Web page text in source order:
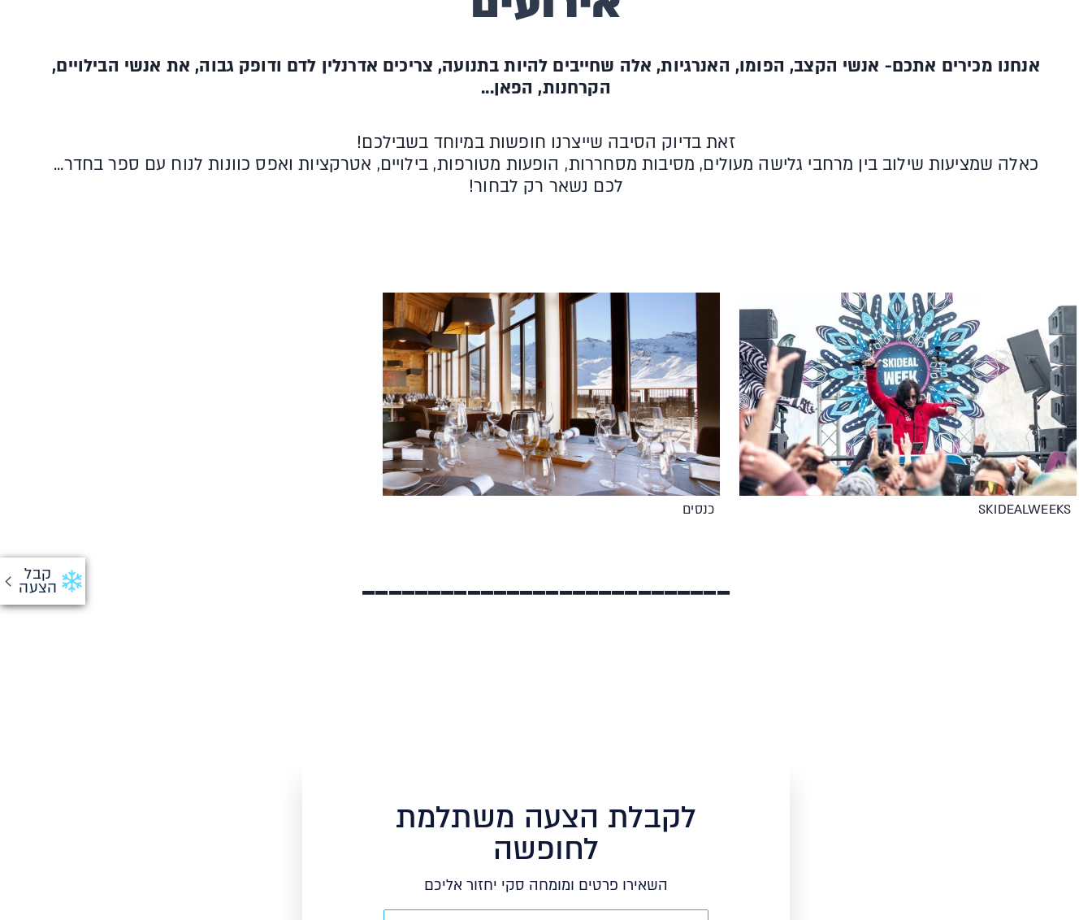
קבל
הצעה
אנחנו מכירים אתכם- אנשי הקצב, הפומו, האנרגיות, אלה שחייבים להיות בתנועה, צריכים אדרנלין לדם ודופק גבוה, את אנשי הבילויים,
הקרחנות, הפאן...
זאת בדיוק הסיבה שייצרנו חופשות במיוחד בשבילכם!
כאלה שמציעות שילוב בין מרחבי גלישה מעולים, מסיבות מסחררות, הופעות מטורפות, בילויים, אטרקציות ואפס כוונות לנוח עם ספר בחדר...
לכם נשאר רק לבחור!
SKIDEALWEEKS כנסים
לקבלת הצעה משתלמת
לחופשה
השאירו פרטים ומומחה סקי יחזור אליכם